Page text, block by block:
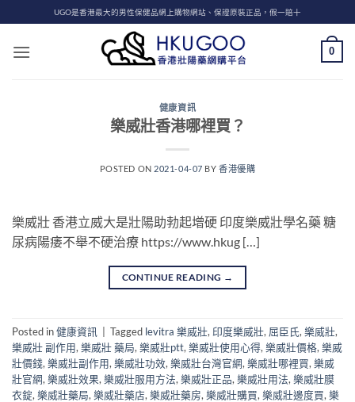
to
content
UGO是香港最大的男性保健品網上購物網站、保證原裝正品，假一賠十
0
健康資訊
樂威壯香港哪裡買？
POSTED ON 2021-04-07 BY香港優購
樂威壯 香港立威大是壯陽助勃起增硬 印度樂威壯學名藥 糖
尿病陽痿不舉不硬治療 https://www.hkug […]
CONTINUE READING →
Posted in健康資訊 Tagged levitra 樂威壯, 印度樂威壯, 屈臣氏, 樂威壯,
樂威壯 副作用, 樂威壯 藥局, 樂威壯ptt, 樂威壯使用心得, 樂威壯價格, 樂威
壯價錢, 樂威壯副作用, 樂威壯功效, 樂威壯台灣官網, 樂威壯哪裡買, 樂威
壯官網, 樂威壯效果, 樂威壯服用方法, 樂威壯正品, 樂威壯用法, 樂威壯膜
衣錠, 樂威壯藥局, 樂威壯藥店, 樂威壯藥房, 樂威壯購買, 樂威壯邊度買, 樂